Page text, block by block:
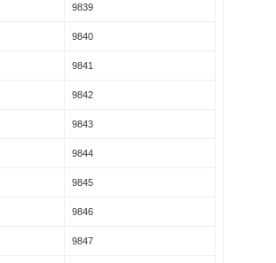
9839
9840
9841
9842
9843
9844
9845
9846
9847